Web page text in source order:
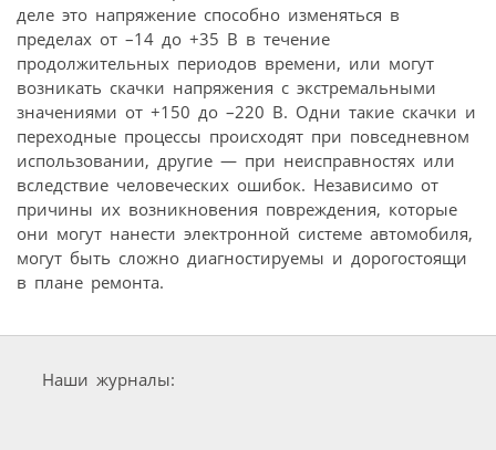
деле это напряжение способно изменяться в
пределах от –14 до +35 В в течение
продолжительных периодов времени, или могут
возникать скачки напряжения с экстремальными
значениями от +150 до –220 В. Одни такие скачки и
переходные процессы происходят при повседневном
использовании, другие — при неисправностях или
вследствие человеческих ошибок. Независимо от
причины их возникновения повреждения, которые
они могут нанести электронной системе автомобиля,
могут быть сложно диагностируемы и дорогостоящи
в плане ремонта.
Наши журналы: